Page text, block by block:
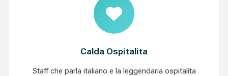
Calda Ospitalita
Staff che parla italiano e la leggendaria ospitalita